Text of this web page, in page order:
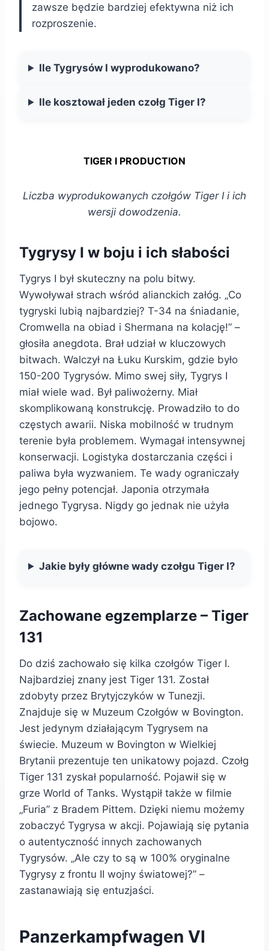
zawsze będzie bardziej efektywna niż ich
rozproszenie.
Ile Tygrysów I wyprodukowano?
Ile kosztował jeden czołg Tiger I?
TIGER I PRODUCTION
Liczba wyprodukowanych czołgów Tiger I i ich
wersji dowodzenia.
Tygrysy I w boju i ich słabości
Tygrys I był skuteczny na polu bitwy.
Wywoływał strach wśród alianckich załóg. „Co
tygryski lubią najbardziej? T-34 na śniadanie,
Cromwella na obiad i Shermana na kolację!” –
głosiła anegdota. Brał udział w kluczowych
bitwach. Walczył na Łuku Kurskim, gdzie było
150-200 Tygrysów. Mimo swej siły, Tygrys I
miał wiele wad. Był paliwożerny. Miał
skomplikowaną konstrukcję. Prowadziło to do
częstych awarii. Niska mobilność w trudnym
terenie była problemem. Wymagał intensywnej
konserwacji. Logistyka dostarczania części i
paliwa była wyzwaniem. Te wady ograniczały
jego pełny potencjał. Japonia otrzymała
jednego Tygrysa. Nigdy go jednak nie użyła
bojowo.
Jakie były główne wady czołgu Tiger I?
Zachowane egzemplarze – Tiger
131
Do dziś zachowało się kilka czołgów Tiger I.
Najbardziej znany jest Tiger 131. Został
zdobyty przez Brytyjczyków w Tunezji.
Znajduje się w Muzeum Czołgów w Bovington.
Jest jedynym działającym Tygrysem na
świecie. Muzeum w Bovington w Wielkiej
Brytanii prezentuje ten unikatowy pojazd. Czołg
Tiger 131 zyskał popularność. Pojawił się w
grze World of Tanks. Wystąpił także w filmie
„Furia” z Bradem Pittem. Dzięki niemu możemy
zobaczyć Tygrysa w akcji. Pojawiają się pytania
o autentyczność innych zachowanych
Tygrysów. „Ale czy to są w 100% oryginalne
Tygrysy z frontu II wojny światowej?” –
zastanawiają się entuzjaści.
Panzerkampfwagen VI